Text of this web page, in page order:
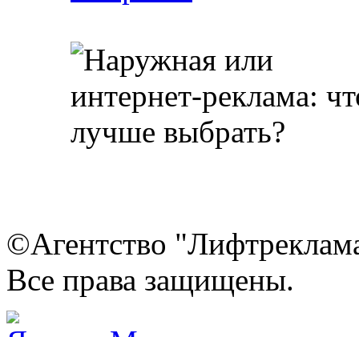
©Агентство
Все права защищены.